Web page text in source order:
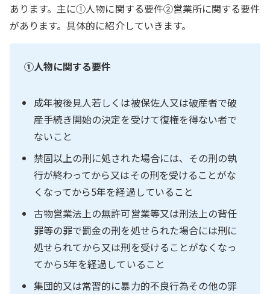
あります。主に➀人物に関する要件➁営業所に関する要件
があります。具体的に紹介していきます。
➀人物に関する要件
成年被後見人若しくは被保佐人又は破産者で破
産手続き開始の決定を受けて復権を得ない者で
ないこと
禁固以上の刑に処された場合には、その刑の執
行が終わってから又はその刑を受けることがな
くなってから5年を経過していること
古物営業法上の無許可営業等又は刑法上の背任
罪等の罪で罰金の刑を処せられた場合には刑に
処せられてから又は刑を受けることがなくなっ
てから5年を経過していること
集団的又は常習的に暴力的不良行為その他の罪